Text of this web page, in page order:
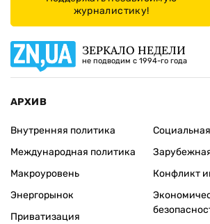
журналистику!
ЗЕРКАЛО НЕДЕЛИ
не подводим с 1994-го года
АРХИВ
Внутренняя политика
Международная политика
Макроуровень
Энергорынок
Приватизация
Конфликт